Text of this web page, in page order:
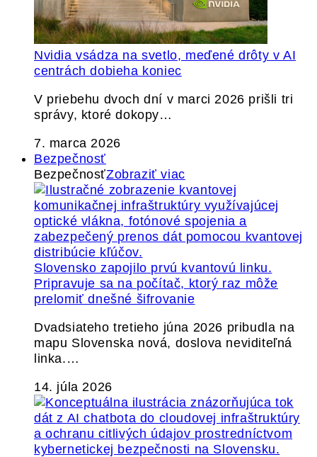
Nvidia vsádza na svetlo, meďené drôty v AI
centrách dobieha koniec
V priebehu dvoch dní v marci 2026 prišli tri
správy, ktoré dokopy…
7. marca 2026
Bezpečnosť
BezpečnosťZobraziť viac
Slovensko zapojilo prvú kvantovú linku.
Pripravuje sa na počítač, ktorý raz môže
prelomiť dnešné šifrovanie
Dvadsiateho tretieho júna 2026 pribudla na
mapu Slovenska nová, doslova neviditeľná
linka.…
14. júla 2026